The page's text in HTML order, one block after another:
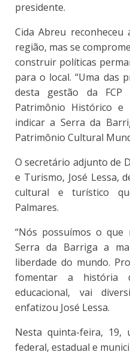
presidente.
Cida Abreu
região, mas se
construir políticas
para o local. “Uma das
desta gestão da
Patrimônio Histórico e
indicar a Serra da
Patrimônio Cultural
O secretário adjunto de
e Turismo, José Lessa,
cultural e turístico
Palmares.
“Nós possuímos o
Serra da Barriga a
liberdade do mundo.
fomentar a
educacional, vai
enfatizou José Lessa.
Nesta quinta-feira, 19,
federal, estadual e